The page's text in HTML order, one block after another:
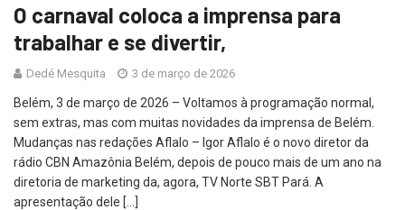
O carnaval coloca a imprensa para
trabalhar e se divertir,
Dedé Mesquita 3 de março de 2026
Belém, 3 de março de 2026 – Voltamos à programação normal,
sem extras, mas com muitas novidades da imprensa de Belém.
Mudanças nas redações Aflalo – Igor Aflalo é o novo diretor da
rádio CBN Amazônia Belém, depois de pouco mais de um ano na
diretoria de marketing da, agora, TV Norte SBT Pará. A
apresentação dele […]